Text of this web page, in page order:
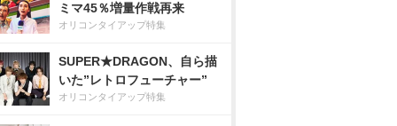
ミマ45％増量作戦再来
オリコンタイアップ特集
SUPER★DRAGON、自ら描
いた”レトロフューチャー”
オリコンタイアップ特集